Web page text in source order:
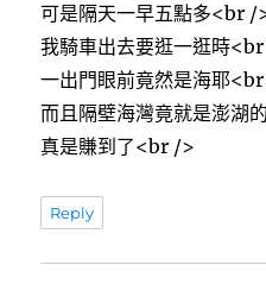
可是隔天一早五點多<br /
我騎車出去要逛一逛時
一出門眼前竟然是海耶
而且隔壁海灣竟就是澎湖
真是賺到了<br />
Reply